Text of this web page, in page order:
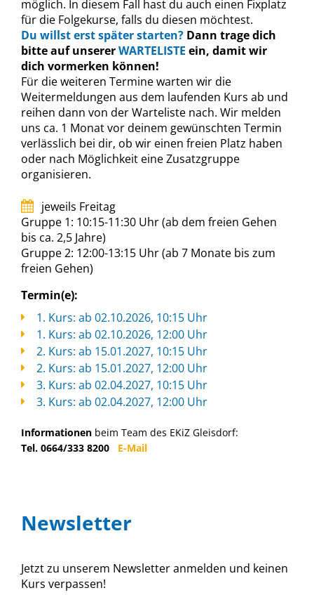
Newsletter
Jetzt zu unserem Newsletter anmelden und keinen
Kurs verpassen!
möglich. In diesem Fall hast du auch einen Fixplatz
für die Folgekurse, falls du diesen möchtest.
Du willst erst später starten? Dann trage dich
bitte auf unsererWARTELISTE ein, damit wir
dich vormerken können!
Für die weiteren Termine warten wir die
Weitermeldungen aus dem laufenden Kurs ab und
reihen dann von der Warteliste nach. Wir melden
uns ca. 1 Monat vor deinem gewünschten Termin
verlässlich bei dir, ob wir einen freien Platz haben
oder nach Möglichkeit eine Zusatzgruppe
organisieren.
jeweils Freitag
Gruppe 1: 10:15-11:30 Uhr (ab dem freien Gehen
bis ca. 2,5 Jahre)
Gruppe 2: 12:00-13:15 Uhr (ab 7 Monate bis zum
freien Gehen)
Termin(e):
1. Kurs: ab 02.10.2026, 10:15 Uhr
1. Kurs: ab 02.10.2026, 12:00 Uhr
2. Kurs: ab 15.01.2027, 10:15 Uhr
2. Kurs: ab 15.01.2027, 12:00 Uhr
3. Kurs: ab 02.04.2027, 10:15 Uhr
3. Kurs: ab 02.04.2027, 12:00 Uhr
Informationen beim Team des EKiZ Gleisdorf:
Tel. 0664/333 8200 E-Mail